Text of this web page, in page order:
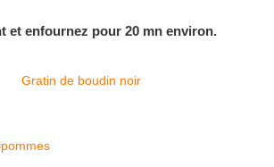
et enfournez pour 20 mn environ.